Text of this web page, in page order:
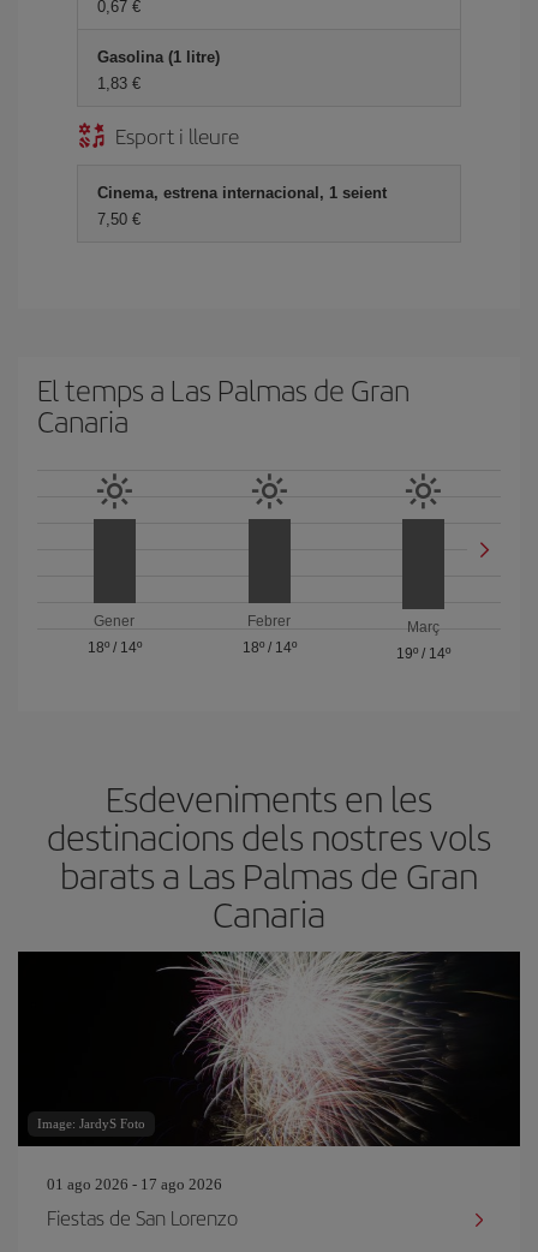
0,67
Gasolina (1 litre)
1,83
Esport i lleure
Cinema, estrena internacional, 1 seient
7,50
El temps a Las Palmas de Gran
Canaria
Gener
18º/ 14º
Febrer
18º/ 14º
Març
19º / 14º
Esdeveniments en les
destinacions dels nostres vols
barats a Las Palmas de Gran
Canaria
Image: JardyS Foto
01 ago 2026 - 17 ago 2026
Fiestas de San Lorenzo